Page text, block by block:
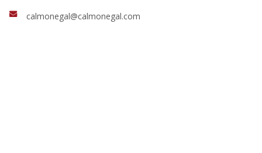
calmonegal@calmonegal.com